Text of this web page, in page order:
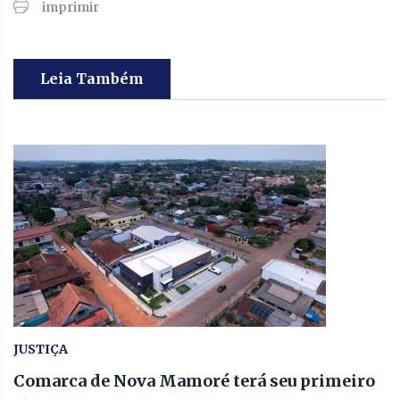
imprimir
Leia Também
JUSTIÇA
Comarca de Nova Mamoré terá seu primeiro